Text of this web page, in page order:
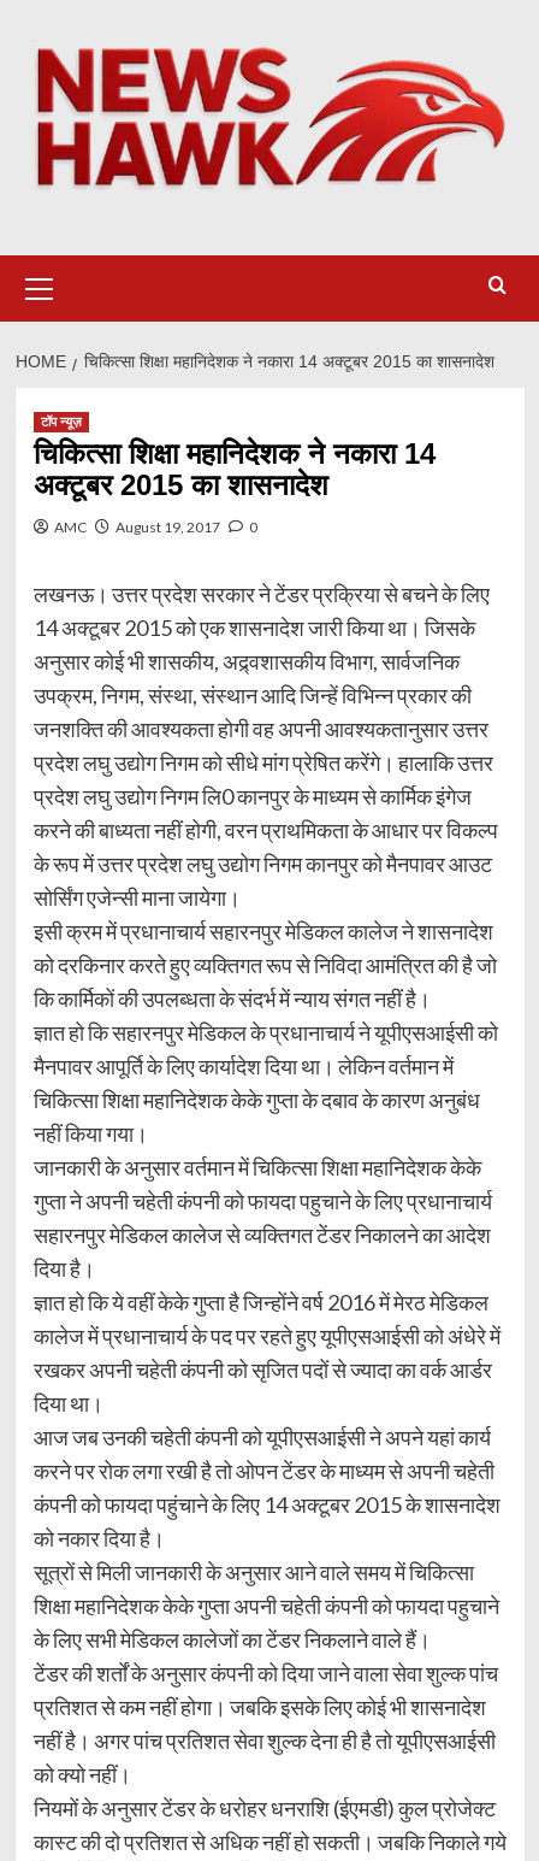
content
Menu
HOME चिकित्सा शिक्षा महानिदेशक ने नकारा 14 अक्टूबर 2015 का शासनादेश
टॉप न्यूज़
चिकित्सा शिक्षा महानिदेशक ने नकारा 14
अक्टूबर 2015 का शासनादेश
AMC August 19, 2017 0
लखनऊ। उत्तर प्रदेश सरकार ने टेंडर प्रक्रिया से बचने के लिए
14 अक्टूबर 2015 को एक शासनादेश जारी किया था। जिसके
अनुसार कोई भी शासकीय, अद्र्वशासकीय विभाग, सार्वजनिक
उपक्रम, निगम, संस्था, संस्थान आदि जिन्हें विभिन्न प्रकार की
जनशक्ति की आवश्यकता होगी वह अपनी आवश्यकतानुसार उत्तर
प्रदेश लघु उद्योग निगम को सीधे मांग प्रेषित करेंगे। हालाकि उत्तर
प्रदेश लघु उद्योग निगम लि0 कानपुर के माध्यम से कार्मिक इंगेज
करने की बाध्यता नहीं होगी, वरन प्राथमिकता के आधार पर विकल्प
के रूप में उत्तर प्रदेश लघु उद्योग निगम कानपुर को मैनपावर आउट
सोर्सिंग एजेन्सी माना जायेगा।
इसी क्रम में प्रधानाचार्य सहारनपुर मेडिकल कालेज ने शासनादेश
को दरकिनार करते हुए व्यक्तिगत रूप से निविदा आमंत्रित की है जो
कि कार्मिकों की उपलब्धता के संदर्भ में न्याय संगत नहीं है।
ज्ञात हो कि सहारनपुर मेडिकल के प्रधानाचार्य ने यूपीएसआईसी को
मैनपावर आपूर्ति के लिए कार्यादेश दिया था। लेकिन वर्तमान में
चिकित्सा शिक्षा महानिदेशक केके गुप्ता के दबाव के कारण अनुबंध
नहीं किया गया।
जानकारी के अनुसार वर्तमान में चिकित्सा शिक्षा महानिदेशक केके
गुप्ता ने अपनी चहेती कंपनी को फायदा पहुचाने के लिए प्रधानाचार्य
सहारनपुर मेडिकल कालेज से व्यक्तिगत टेंडर निकालने का आदेश
दिया है।
ज्ञात हो कि ये वहीं केके गुप्ता है जिन्होंने वर्ष 2016 में मेरठ मेडिकल
कालेज में प्रधानाचार्य के पद पर रहते हुए यूपीएसआईसी को अंधेरे में
रखकर अपनी चहेती कंपनी को सृजित पदों से ज्यादा का वर्क आर्डर
दिया था।
आज जब उनकी चहेती कंपनी को यूपीएसआईसी ने अपने यहां कार्य
करने पर रोक लगा रखी है तो ओपन टेंडर के माध्यम से अपनी चहेती
कंपनी को फायदा पहुंचाने के लिए 14 अक्टूबर 2015 के शासनादेश
को नकार दिया है।
सूत्रों से मिली जानकारी के अनुसार आने वाले समय में चिकित्सा
शिक्षा महानिदेशक केके गुप्ता अपनी चहेती कंपनी को फायदा पहुचाने
के लिए सभी मेडिकल कालेजों का टेंडर निकलाने वाले हैं।
टेंडर की शर्तों के अनुसार कंपनी को दिया जाने वाला सेवा शुल्क पांच
प्रतिशत से कम नहीं होगा। जबकि इसके लिए कोई भी शासनादेश
नहीं है। अगर पांच प्रतिशत सेवा शुल्क देना ही है तो यूपीएसआईसी
को क्यो नहीं।
नियमों के अनुसार टेंडर के धरोहर धनराशि (ईएमडी) कुल प्रोजेक्ट
कास्ट की दो प्रतिशत से अधिक नहीं हो सकती। जबकि निकाले गये